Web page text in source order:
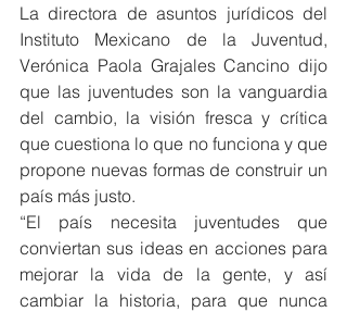
La directora de asuntos jurídicos del
Instituto Mexicano de la Juventud,
Verónica Paola Grajales Cancino dijo
que las juventudes son la vanguardia
del cambio, la visión fresca y crítica
que cuestiona lo que no funciona y que
propone nuevas formas de construir un
país más justo.
“El país necesita juventudes que
conviertan sus ideas en acciones para
mejorar la vida de la gente, y así
cambiar la historia, para que nunca